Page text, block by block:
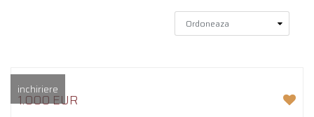
inchiriere
1.000 EUR